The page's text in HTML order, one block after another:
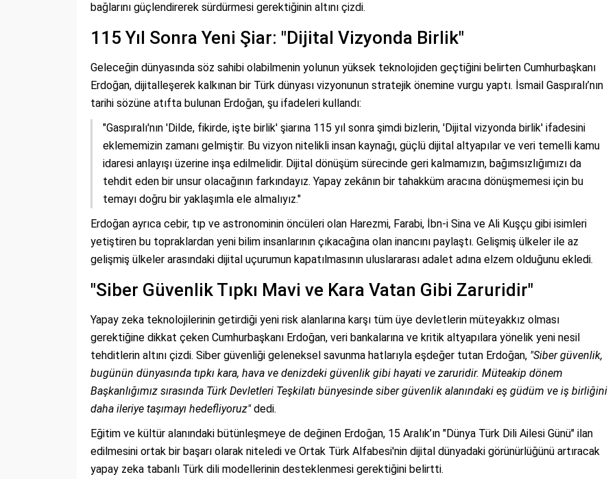
bağlarını güçlendirerek sürdürmesi gerektiğinin altını çizdi.
115 Yıl Sonra Yeni Şiar: "Dijital Vizyonda Birlik"
Geleceğin dünyasında söz sahibi olabilmenin yolunun yüksek teknolojiden geçtiğini belirten Cumhurbaşkanı
Erdoğan, dijitalleşerek kalkınan bir Türk dünyası vizyonunun stratejik önemine vurgu yaptı. İsmail Gaspıralı’nın
tarihi sözüne atıfta bulunan Erdoğan, şu ifadeleri kullandı:
"Gaspıralı'nın 'Dilde, fikirde, işte birlik' şiarına 115 yıl sonra şimdi bizlerin, 'Dijital vizyonda birlik' ifadesini
eklememizin zamanı gelmiştir. Bu vizyon nitelikli insan kaynağı, güçlü dijital altyapılar ve veri temelli kamu
idaresi anlayışı üzerine inşa edilmelidir. Dijital dönüşüm sürecinde geri kalmamızın, bağımsızlığımızı da
tehdit eden bir unsur olacağının farkındayız. Yapay zekânın bir tahakküm aracına dönüşmemesi için bu
temayı doğru bir yaklaşımla ele almalıyız."
Erdoğan ayrıca cebir, tıp ve astronominin öncüleri olan Harezmi, Farabi, İbn-i Sina ve Ali Kuşçu gibi isimleri
yetiştiren bu topraklardan yeni bilim insanlarının çıkacağına olan inancını paylaştı. Gelişmiş ülkeler ile az
gelişmiş ülkeler arasındaki dijital uçurumun kapatılmasının uluslararası adalet adına elzem olduğunu ekledi.
"Siber Güvenlik Tıpkı Mavi ve Kara Vatan Gibi Zaruridir"
Yapay zeka teknolojilerinin getirdiği yeni risk alanlarına karşı tüm üye devletlerin müteyakkız olması
gerektiğine dikkat çeken Cumhurbaşkanı Erdoğan, veri bankalarına ve kritik altyapılara yönelik yeni nesil
tehditlerin altını çizdi. Siber güvenliği geleneksel savunma hatlarıyla eşdeğer tutan Erdoğan, "Siber güvenlik,
bugünün dünyasında tıpkı kara, hava ve denizdeki güvenlik gibi hayati ve zaruridir. Müteakip dönem
Başkanlığımız sırasında Türk Devletleri Teşkilatı bünyesinde siber güvenlik alanındaki eş güdüm ve iş birliğini
daha ileriye taşımayı hedefliyoruz"dedi.
Eğitim ve kültür alanındaki bütünleşmeye de değinen Erdoğan, 15 Aralık’ın "Dünya Türk Dili Ailesi Günü" ilan
edilmesini ortak bir başarı olarak niteledi ve Ortak Türk Alfabesi'nin dijital dünyadaki görünürlüğünü artıracak
yapay zeka tabanlı Türk dili modellerinin desteklenmesi gerektiğini belirtti.